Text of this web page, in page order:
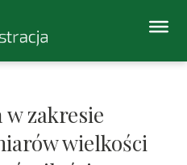
zakresie
wielkości